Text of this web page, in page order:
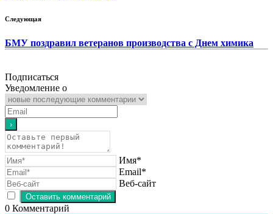
Следующая
БМУ поздравил ветеранов производства с Днем химика
Подписаться
Уведомление о
Имя*
Email*
Веб-сайт
0 Комментарий